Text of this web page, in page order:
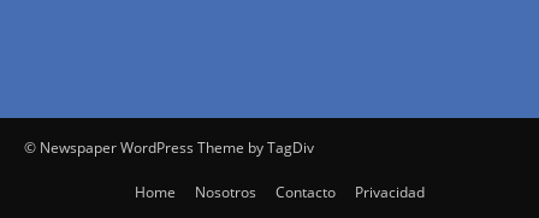
© Newspaper WordPress Theme by TagDiv
Home Nosotros Contacto Privacidad